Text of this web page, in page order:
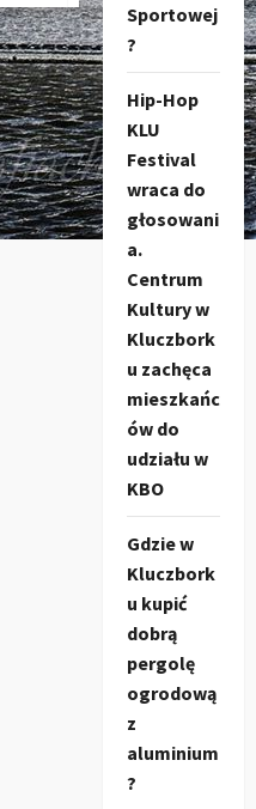
Sportowej
?
Hip-Hop
KLU
Festival
wraca do
głosowani
a.
Centrum
Kultury w
Kluczbork
u zachęca
mieszkańc
ów do
udziału w
KBO
Gdzie w
Kluczbork
u kupić
dobrą
pergolę
ogrodową
z
aluminium
?